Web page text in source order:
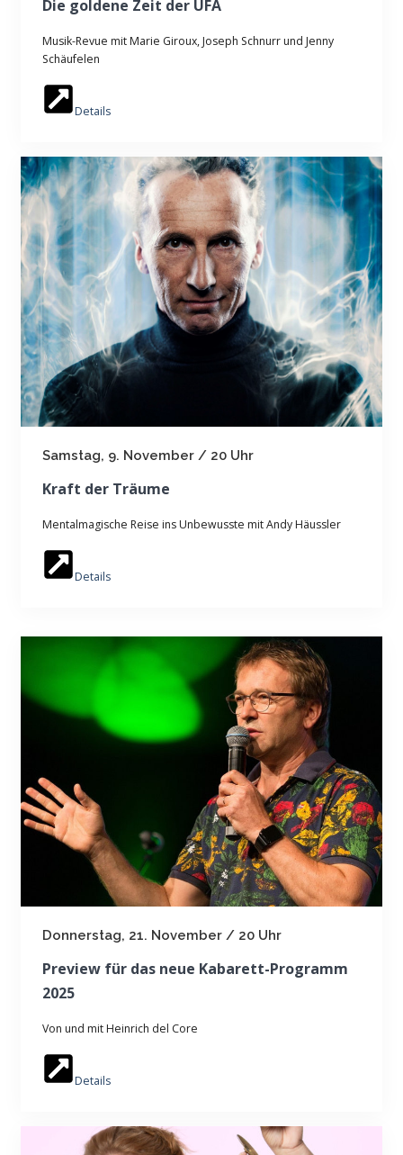
Die goldene Zeit der UFA
Musik-Revue mit Marie Giroux, Joseph Schnurr und Jenny
Schäufelen
Details
Samstag, 9. November / 20 Uhr
Kraft der Träume
Mentalmagische Reise ins Unbewusste mit Andy Häussler
Details
Donnerstag, 21. November / 20 Uhr
Preview für das neue Kabarett-Programm
2025
Von und mit Heinrich del Core
Details